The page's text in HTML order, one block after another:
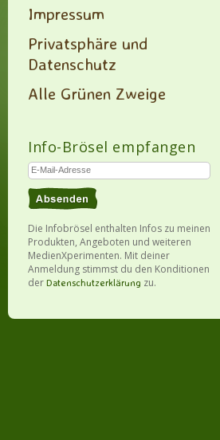
Impressum
Privatsphäre und
Datenschutz
Alle Grünen Zweige
Info-Brösel empfangen
Die Infobrösel enthalten Infos zu meinen
Produkten, Angeboten und weiteren
MedienXperimenten. Mit deiner
Anmeldung stimmst du den Konditionen
der Datenschutzerklärung zu.